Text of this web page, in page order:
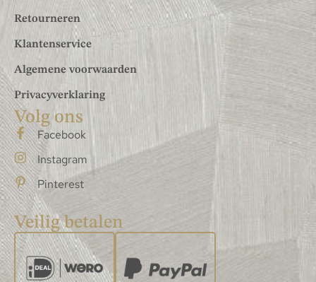
Retourneren
Klantenservice
Algemene voorwaarden
Privacyverklaring
Volg ons
Facebook
Instagram
Pinterest
Veilig betalen